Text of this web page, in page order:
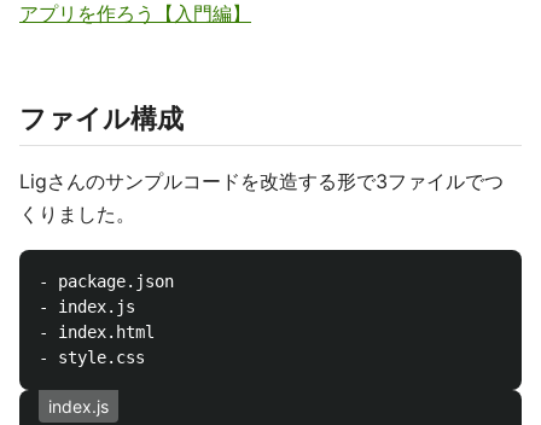
アプリを作ろう【入門編】
ファイル構成
Ligさんのサンプルコードを改造する形で3ファイルでつ
くりました。
- package.json
- index.js
- index.html
index.js